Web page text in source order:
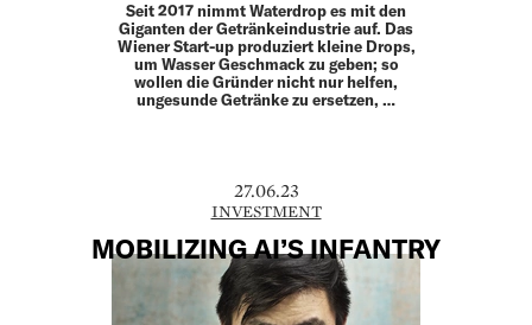
Seit 2017 nimmt Waterdrop es mit den
Giganten der Getränkeindustrie auf. Das
Wiener Start-up produziert kleine Drops,
um Wasser Geschmack zu geben; so
wollen die Gründer nicht nur helfen,
ungesunde Getränke zu ersetzen, …
27.06.23
INVESTMENT
MOBILIZING AI’S INFANTRY